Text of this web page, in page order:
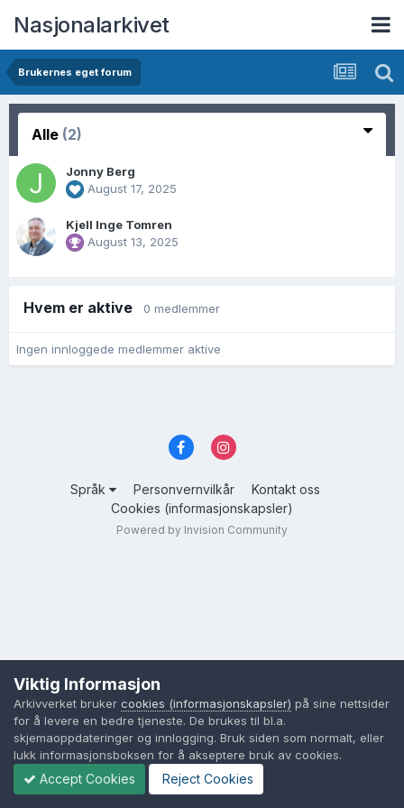
Nasjonalarkivet
Brukernes eget forum
Alle (2)
Jonny Berg
August 17, 2025
Kjell Inge Tomren
August 13, 2025
Hvem er aktive 0 medlemmer
Ingen innloggede medlemmer aktive
Språk Personvernvilkår
Kontakt oss
Cookies (informasjonskapsler)
Powered by Invision Community
Viktig Informasjon
Arkivverket bruker cookies (informasjonskapsler) på sine nettsider
for å levere en bedre tjeneste. De brukes til bl.a.
skjemaoppdateringer og innlogging. Bruk siden som normalt, eller
lukk informasjonsboksen for å akseptere bruk av cookies.
Accept Cookies Reject Cookies